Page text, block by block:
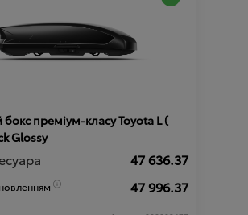
преміум-класу Toyota L (
Glossy
47 636.37
47 996.37